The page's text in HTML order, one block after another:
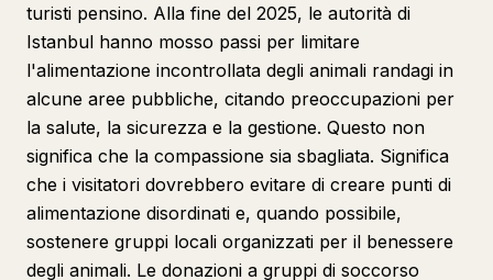
turisti pensino. Alla fine del 2025, le autorità di
Istanbul hanno mosso passi per limitare
l'alimentazione incontrollata degli animali randagi in
alcune aree pubbliche, citando preoccupazioni per
la salute, la sicurezza e la gestione. Questo non
significa che la compassione sia sbagliata. Significa
che i visitatori dovrebbero evitare di creare punti di
alimentazione disordinati e, quando possibile,
sostenere gruppi locali organizzati per il benessere
degli animali. Le donazioni a gruppi di soccorso